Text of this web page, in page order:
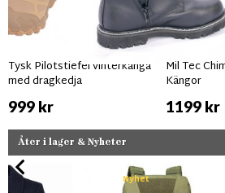
Tysk Pilotstiefel vinterkänga
med dragkedja
999 kr
Mil Tec
Kängor
1199 kr
Åter i lager & Nyheter
Nyhet